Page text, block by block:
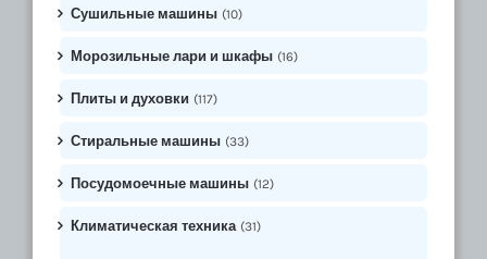
Сушильные машины (10)
Морозильные лари и шкафы (16)
Плиты и духовки (117)
Стиральные машины (33)
Посудомоечные машины (12)
Климатическая техника (31)